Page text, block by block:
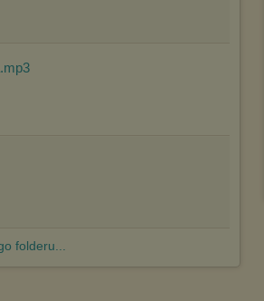
.mp3
folderu...